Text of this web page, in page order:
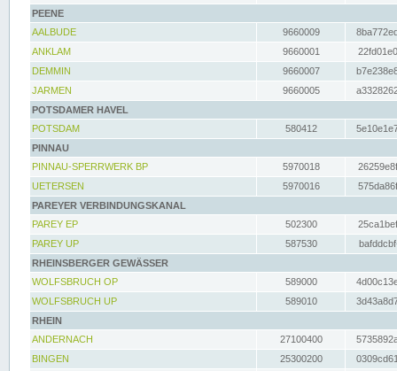
PEENE
AALBUDE
9660009
ANKLAM
9660001
DEMMIN
9660007
JARMEN
9660005
POTSDAMER HAVEL
POTSDAM
580412
PINNAU
PINNAU-SPERRWERK BP
5970018
UETERSEN
5970016
PAREYER VERBINDUNGSKANAL
PAREY EP
502300
PAREY UP
587530
RHEINSBERGER GEWÄSSER
WOLFSBRUCH OP
589000
WOLFSBRUCH UP
589010
RHEIN
ANDERNACH
27100400
BINGEN
25300200